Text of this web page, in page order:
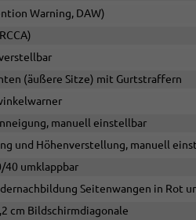
Warning, DAW)
(äußere Sitze) mit Gurtstraffern
manuell einstellbar
und Höhenverstellung, manuell
40 umklappbar
Seitenwangen in Rot
cm Bildschirmdiagonale